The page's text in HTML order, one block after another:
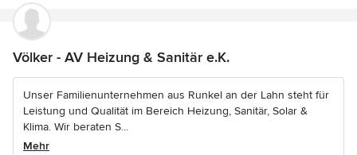
Völker - AV Heizung & Sanitär e.K.
Unser Familienunternehmen aus Runkel an der Lahn steht für
Leistung und Qualität im Bereich Heizung, Sanitär, Solar &
Klima. Wir beraten S...
Mehr